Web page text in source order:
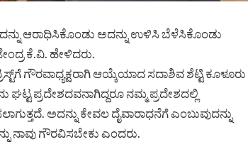
ಆರಾಧಿಸಿಕೊಂಡು ಅದನ್ನು ಉಳಿಸಿ ಬೆಳೆಸಿಕೊಂಡು
ಕೆ.ವಿ. ಹೇಳಿದರು.
ಗೌರವಾಧ್ಯಕ್ಷರಾಗಿ ಆಯ್ಕೆಯಾದ ಸದಾಶಿವ ಶೆಟ್ಟಿ ಕೂಳೂರು
ಪ್ರದೇಶದವನಾಗಿದ್ದರೂ ನಮ್ಮ ಪ್ರದೇಶದಲ್ಲಿ
ಅದನ್ನು ಕೇವಲ ದೈವಾರಾಧನೆಗೆ ಎಂಬುವುದನ್ನು
ನಾವು ಗೌರವಿಸಬೇಕು ಎಂದರು.